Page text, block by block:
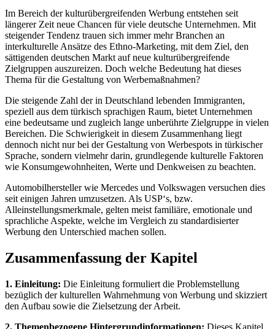
Im Bereich der kulturübergreifenden Werbung entstehen seit
längerer Zeit neue Chancen für viele deutsche Unternehmen. Mit
steigender Tendenz trauen sich immer mehr Branchen an
interkulturelle Ansätze des Ethno-Marketing, mit dem Ziel, den
sättigenden deutschen Markt auf neue kulturübergreifende
Zielgruppen auszureizen. Doch welche Bedeutung hat dieses
Thema für die Gestaltung von Werbemaßnahmen?
Die steigende Zahl der in Deutschland lebenden Immigranten,
speziell aus dem türkisch sprachigen Raum, bietet Unternehmen
eine bedeutsame und zugleich lange unberührte Zielgruppe in vielen
Bereichen. Die Schwierigkeit in diesem Zusammenhang liegt
dennoch nicht nur bei der Gestaltung von Werbespots in türkischer
Sprache, sondern vielmehr darin, grundlegende kulturelle Faktoren
wie Konsumgewohnheiten, Werte und Denkweisen zu beachten.
Automobilhersteller wie Mercedes und Volkswagen versuchen dies
seit einigen Jahren umzusetzen. Als USP‘s, bzw.
Alleinstellungsmerkmale, gelten meist familiäre, emotionale und
sprachliche Aspekte, welche im Vergleich zu standardisierter
Werbung den Unterschied machen sollen.
Zusammenfassung der Kapitel
1. Einleitung: Die Einleitung formuliert die Problemstellung
bezüglich der kulturellen Wahrnehmung von Werbung und skizziert
den Aufbau sowie die Zielsetzung der Arbeit.
2. Themenbezogene Hintergrundinformationen: Dieses Kapitel